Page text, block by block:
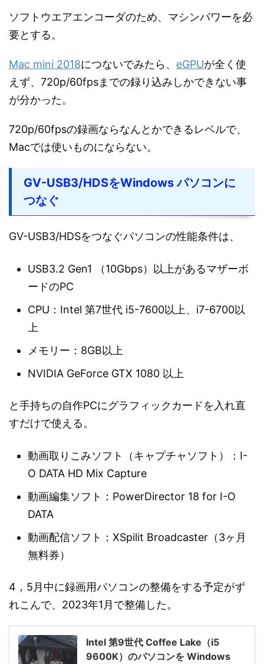
ソフトウエアエンコーダのため、マシンパワーを必
要とする。
Mac mini 2018につないでみたら、 eGPUが全く使
えず、720p/60fpsまでの録り込みしかできない事
が分かった。
720p/60fpsの録画ならなんとかできるレベルで、
Macでは使いものにならない。
GV-USB3/HDSをWindows パソコンに
つなぐ
GV-USB3/HDSをつなぐパソコンの性能条件は、
USB3.2 Gen1 （10Gbps）以上があるマザーボ
ードのPC
CPU：Intel 第7世代 i5-7600以上、i7-6700以
上
メモリー：8GB以上
NVIDIA GeForce GTX 1080 以上
と手持ちの自作PCにグラフィックカードを入れ直
すだけで使える。
動画取りこみソフト（キャプチャソフト）：I-
O DATA HD Mix Capture
動画編集ソフト：PowerDirector 18 for I-O
DATA
動画配信ソフト：XSpilit Broadcaster（3ヶ月
無料券）
4，5月中に録画用パソコンの整備をする予定がず
れこんで、2023年1月で整備した。
Intel 第9世代 Coffee Lake（i5
9600K）のパソコンを Windows